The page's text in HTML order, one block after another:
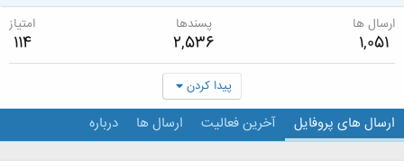
ارسال ها
1,051
پسندها
2,536
امتیاز
114
پیدا کردن
ارسال های پروفایل آخرین فعالیت ارسال ها درباره